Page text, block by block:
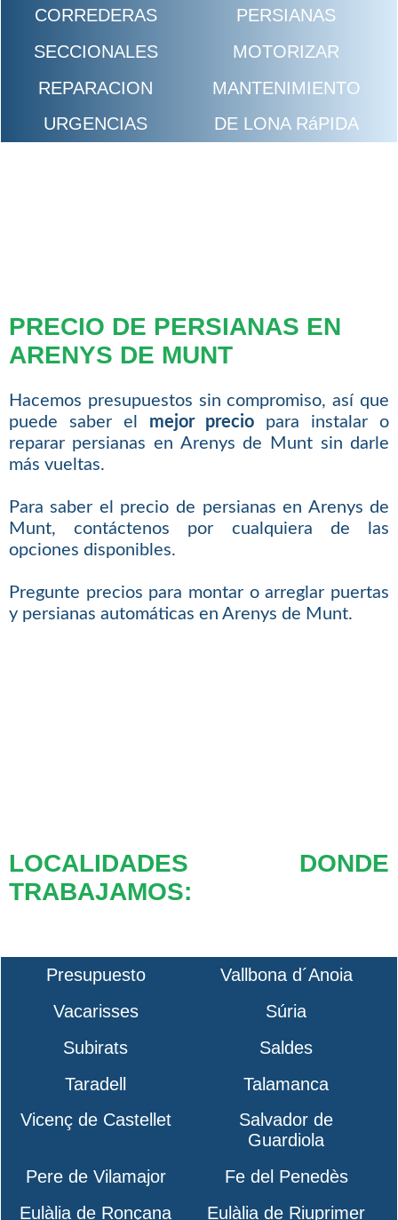
CORREDERAS
PERSIANAS
SECCIONALES
MOTORIZAR
REPARACION
MANTENIMIENTO
URGENCIAS
DE LONA RáPIDA
PRECIO DE PERSIANAS EN
ARENYS DE MUNT
Hacemos presupuestos sin compromiso, así que
puede saber el mejor precio para instalar o
reparar persianas en Arenys de Munt sin darle
más vueltas.
Para saber el precio de persianas en Arenys de
Munt, contáctenos por cualquiera de las
opciones disponibles.
Pregunte precios para montar o arreglar puertas
y persianas automáticas en Arenys de Munt.
LOCALIDADES DONDE
TRABAJAMOS:
Presupuesto
Vallbona d´Anoia
Vacarisses
Súria
Subirats
Saldes
Taradell
Talamanca
Vicenç de Castellet
Salvador de
Guardiola
Pere de Vilamajor
Fe del Penedès
Eulàlia de Ronçana
Eulàlia de Riuprimer